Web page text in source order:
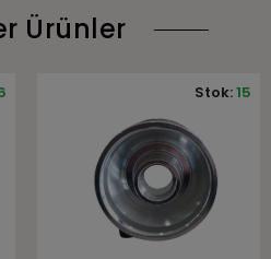
Ürünler
Stok:15